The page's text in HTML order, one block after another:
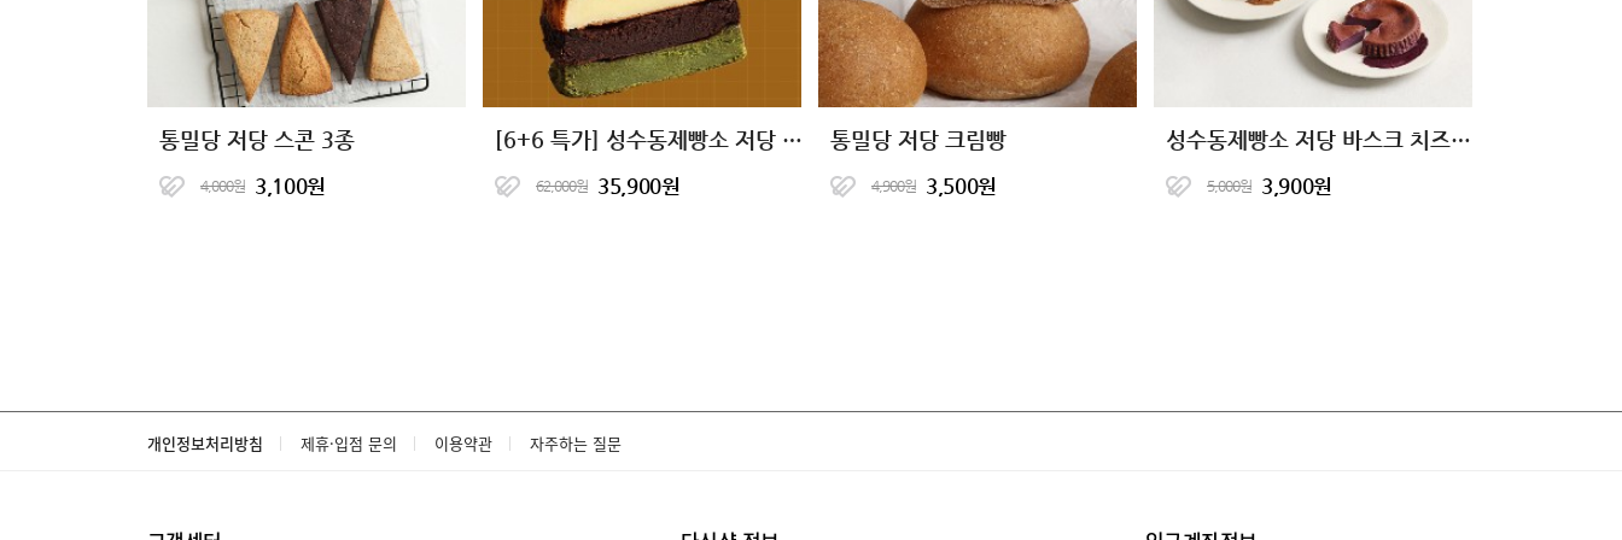
통밀당 저당 스콘 3종
4,000원 3,100원
[6+6 특가] 성수동제빵소 저당 바스크 치즈케이크 4종
62,000원 35,900원
통밀당 저당 크림빵
4,900원 3,500원
성수동제빵소 저당 바스크 치즈케이크 4종
5,000원 3,900원
개인정보처리방침 제휴·입점 문의 이용약관 자주하는 질문